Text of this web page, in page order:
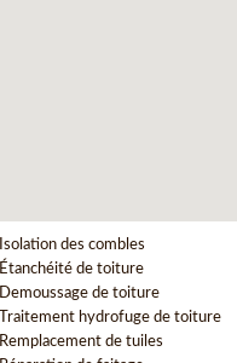
Isolation des combles
Étanchéité de toiture
Demoussage de toiture
Traitement hydrofuge de toiture
Remplacement de tuiles